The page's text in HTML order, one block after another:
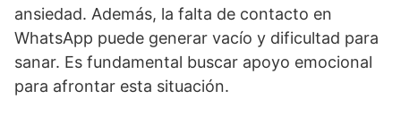
ansiedad. Además, la falta de contacto en
WhatsApp puede generar vacío y dificultad para
sanar. Es fundamental buscar apoyo emocional
para afrontar esta situación.